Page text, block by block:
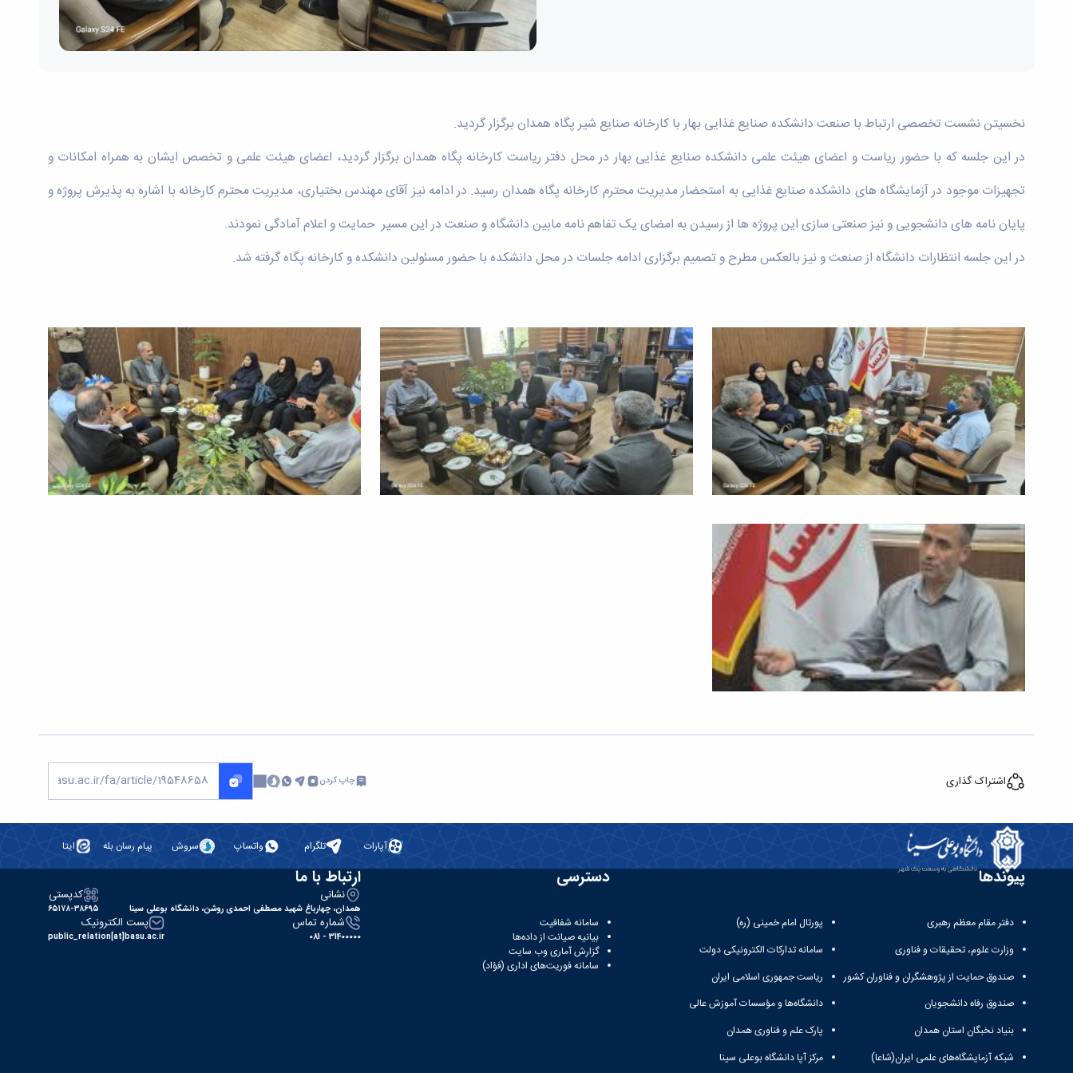
نخسیتن نشست تخصصی ارتباط با صنعت دانشکده صنایع غذایی بهار با کارخانه صنایع شیر پگاه همدان برگزار گردید.
در این جلسه که با حضور ریاست و اعضای هیئت علمی دانشکده صنایع غذایی بهار در محل دفتر ریاست کارخانه پگاه همدان برگزار گردید، اعضای هیئت علمی و تخصص ایشان به همراه امکانات و
تجهیزات موجود در آزمایشگاه های دانشکده صنایع غذایی به استحضار مدیریت محترم کارخانه پگاه همدان رسید. در ادامه نیز آقای مهندس بختیاری، مدیریت محترم کارخانه با اشاره به پذیرش پروژه و
پایان نامه های دانشجویی و نیز صنعتی سازی این پروژه ها از رسیدن به امضای یک تفاهم نامه مابین دانشگاه و صنعت در این مسیر حمایت و اعلام آمادگی نمودند.
در این جلسه انتظارات دانشگاه از صنعت و نیز بالعکس مطرح و تصمیم برگزاری ادامه جلسات در محل دانشکده با حضور مسئولین دانشکده و کارخانه پگاه گرفته شد.
اشتراک گذاری چاپ کردن
آپارات تلگرام واتساپ سروش پیام رسان بله ایتا
پیوندها
دفتر مقام معظم رهبری
وزارت علوم، تحقیقات و فناوری
صندوق حمایت از پژوهشگران و فناوران کشور
صندوق رفاه دانشجویان
بنیاد نخبگان استان همدان
شبکه آزمایشگاه‌های علمی ایران(شاعا)
پورتال امام خمینی (ره)
سامانه تدارکات الکترونیکی دولت
ریاست جمهوری اسلامی ایران
دانشگاه‌ها و مؤسسات آموزش عالی
پارک علم و فناوری همدان
مرکز آپا دانشگاه بوعلی سینا
دسترسی
سامانه شفافیت
بیانیه صیانت از داده‌ها
گزارش آماری وب‌ سایت
سامانه فوریت‌های اداری (فؤاد)
ارتباط با ما
نشانی
همدان، چهارباغ شهید مصطفی احمدی روشن، دانشگاه بوعلی سینا
کدپستی
۶۵۱۷۸-۳۸۶۹۵
شماره تماس
31400000 - 081
پست الکترونیک
public_relation[at]basu.ac.ir